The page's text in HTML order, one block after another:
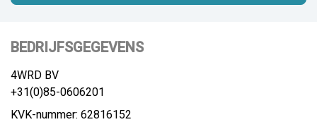
BEDRIJFSGEGEVENS
4WRD BV
+31(0)85-0606201
KVK-nummer: 62816152